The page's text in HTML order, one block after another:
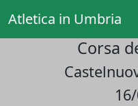
Atletica in Umbria
Corsa